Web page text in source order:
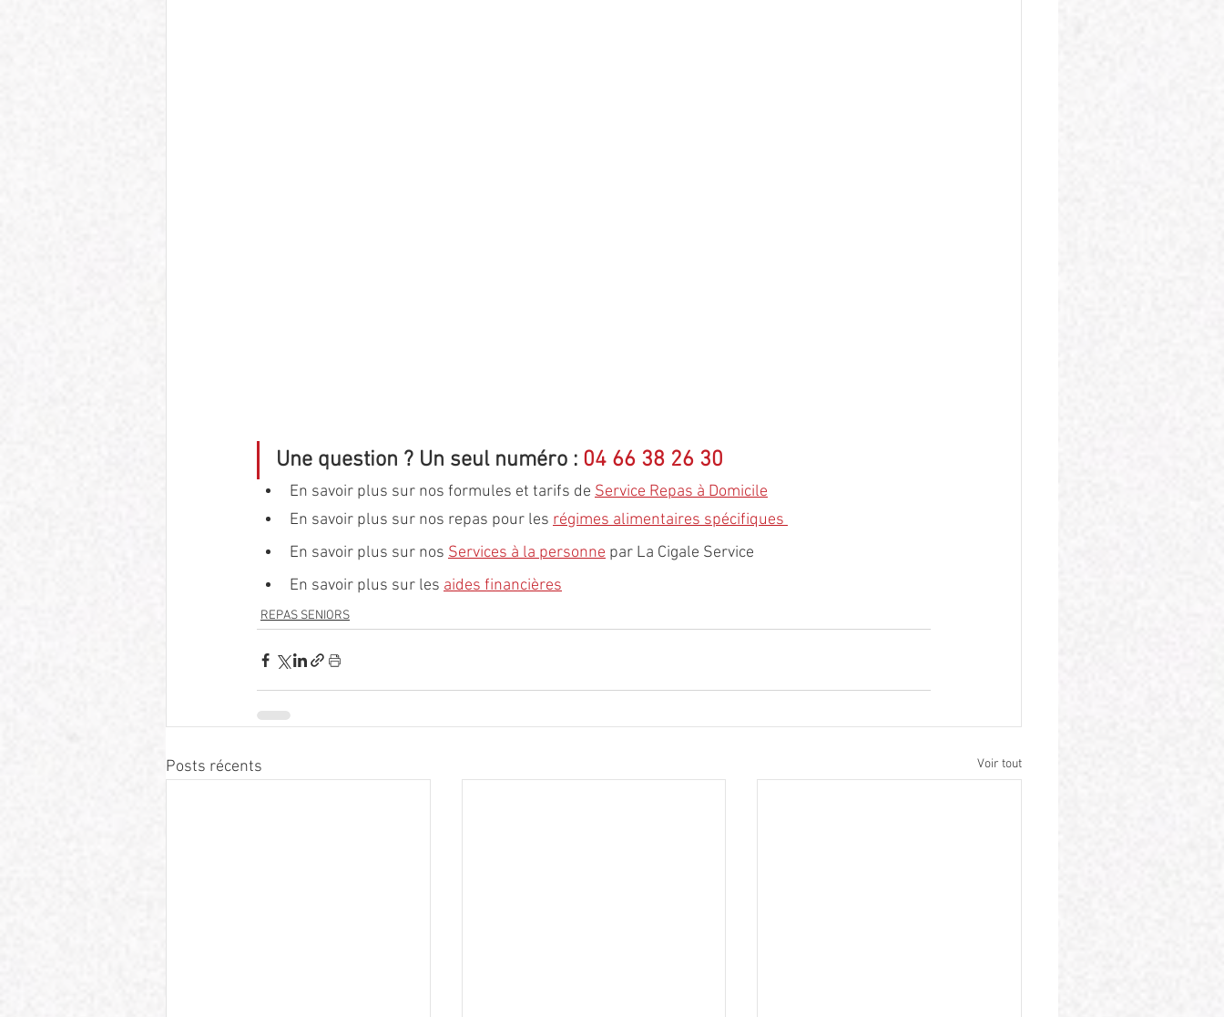
Une question ? Un seul numéro : 04 66 38 26 30
En savoir plus sur nos formules et tarifs de Service Repas à Domicile
En savoir plus sur nos repas pour les régimes alimentaires spécifiques
En savoir plus sur nos Services à la personne par La Cigale Service
En savoir plus sur les aides financières
REPAS SENIORS
Posts récents Voir tout